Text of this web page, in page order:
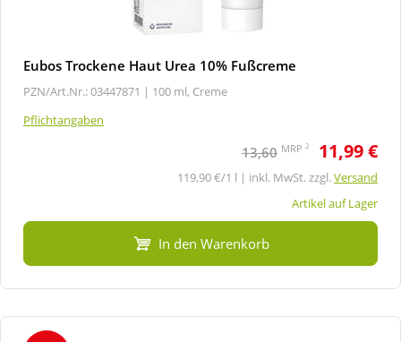
Eubos Trockene Haut Urea 10% Fußcreme
PZN/Art.Nr.: 03447871 | 100 ml, Creme
Pflichtangaben
13,60 MRP 2 11,99 €
119,90 €/1 l | inkl. MwSt. zzgl.Versand
Artikel auf Lager
In den Warenkorb